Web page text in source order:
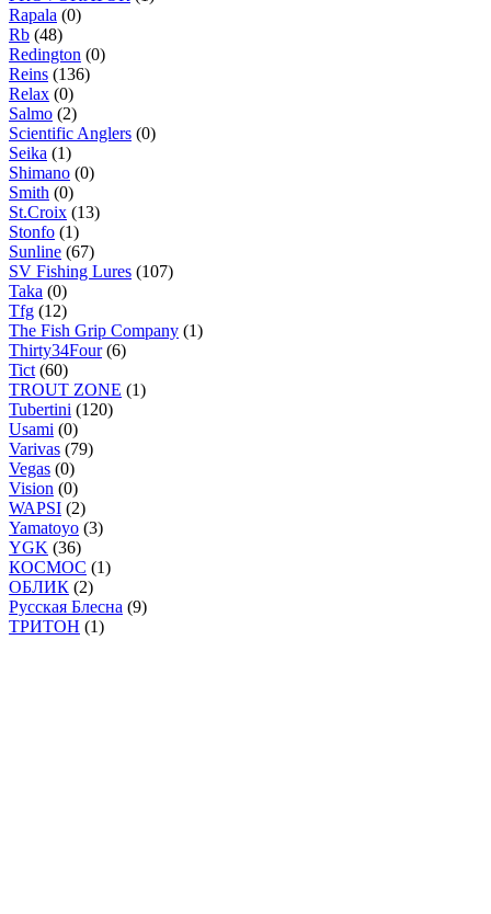
Rapala (0)
Rb (48)
Redington (0)
Reins (136)
Relax (0)
Salmo (2)
Scientific Anglers (0)
Seika (1)
Shimano (0)
Smith (0)
St.Croix (13)
Stonfo (1)
Sunline (67)
SV Fishing Lures (107)
Taka (0)
Tfg (12)
The Fish Grip Company (1)
Thirty34Four(6)
Tict (60)
TROUT ZONE (1)
Tubertini (120)
Usami (0)
Varivas (79)
Vegas (0)
Vision (0)
WAPSI (2)
Yamatoyo (3)
YGK (36)
КОСМОС (1)
ОБЛИК (2)
Русская Блесна (9)
ТРИТОН (1)